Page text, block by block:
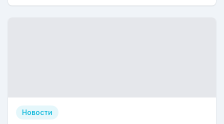
Новости